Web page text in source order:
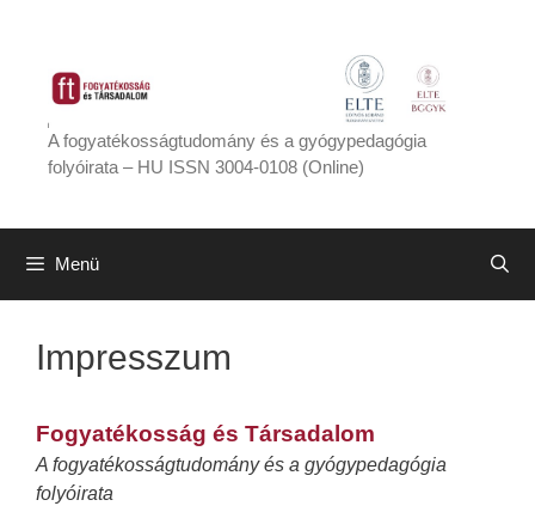
tartalomba
A fogyatékosságtudomány és a gyógypedagógia
folyóirata – HU ISSN 3004-0108 (Online)
Menü
Impresszum
Fogyatékosság és Társadalom
A fogyatékosságtudomány és a gyógypedagógia
folyóirata